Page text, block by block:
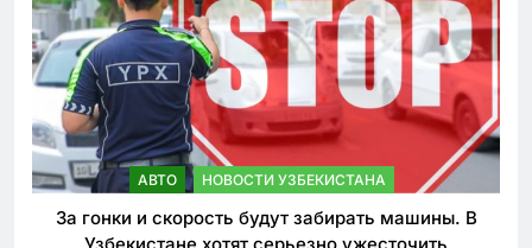
АВТО НОВОСТИ УЗБЕКИСТАНА
За гонки и скорость будут забирать машины. В